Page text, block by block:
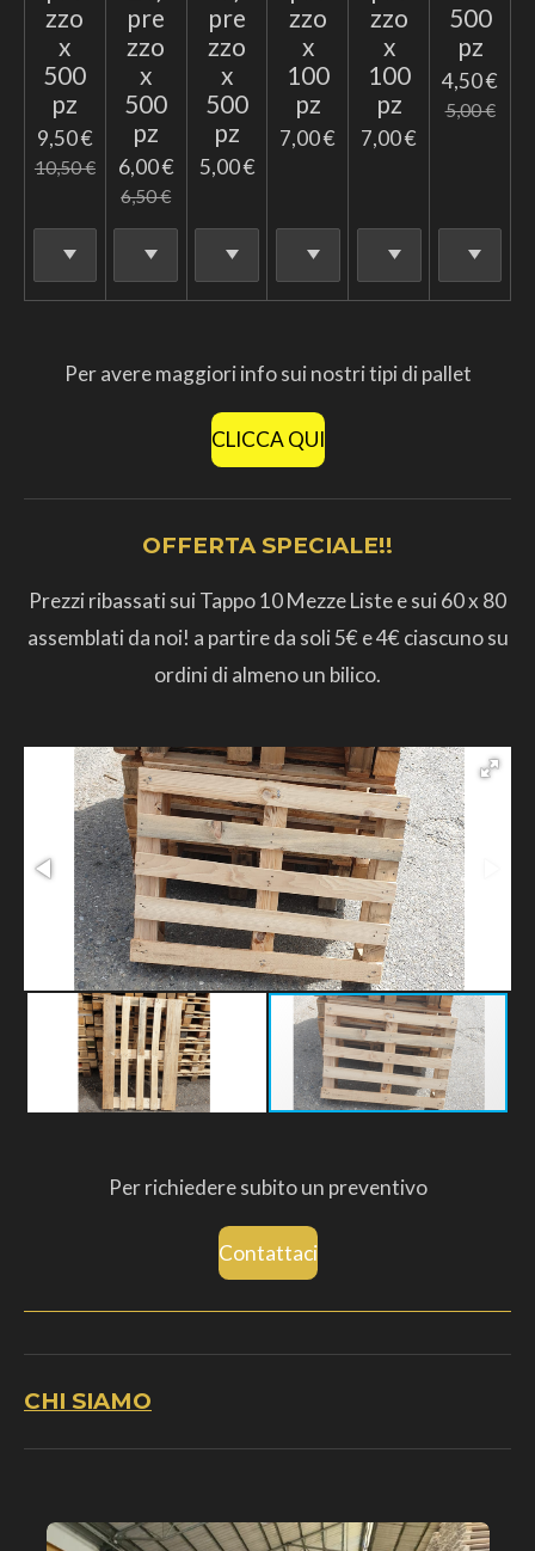
zzo
x
500
pz
9,50 €
10,50 €
pre
zzo
x
500
pz
6,00 €
6,50 €
pre
zzo
x
500
pz
5,00 €
zzo
x
100
pz
7,00 €
zzo
x
100
pz
7,00 €
500
pz
4,50 €
5,00 €
Per avere maggiori info sui nostri tipi di pallet
CLICCA QUI
OFFERTA SPECIALE!!
Prezzi ribassati sui Tappo 10 Mezze Liste e sui 60 x 80
assemblati da noi! a partire da soli 5€ e 4€ ciascuno su
ordini di almeno un bilico.
Per richiedere subito un preventivo
Contattaci
CHI SIAMO